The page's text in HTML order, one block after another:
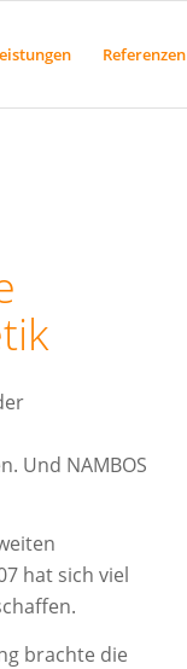
Referenzen
Und NAMBOS
hat sich viel
brachte die